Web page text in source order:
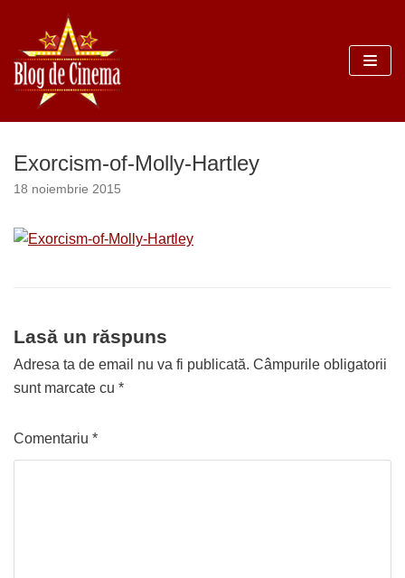
Sari
la
conținut
Exorcism-of-Molly-Hartley
18 noiembrie 2015
Lasă un răspuns
Adresa ta de email nu va fi publicată. Câmpurile obligatorii
sunt marcate cu *
Comentariu *